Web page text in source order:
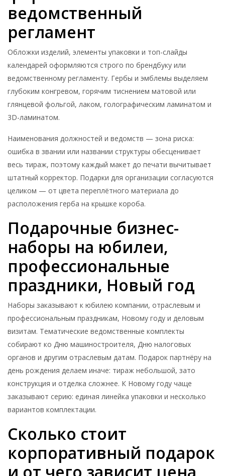
ведомственный
регламент
Обложки изделий, элементы упаковки и топ-слайды
календарей оформляются строго по брендбуку или
ведомственному регламенту. Гербы и эмблемы выделяем
глубоким конгревом, горячим тиснением матовой или
глянцевой фольгой, лаком, голографическим ламинатом и
3D-ламинатом.
Наименования должностей и ведомств — зона риска:
ошибка в звании или названии структуры обесценивает
весь тираж, поэтому каждый макет до печати вычитывает
штатный корректор. Подарки для организации согласуются
целиком — от цвета переплётного материала до
расположения герба на крышке короба.
Подарочные бизнес-
наборы на юбилеи,
профессиональные
праздники, Новый год
Наборы заказывают к юбилею компании, отраслевым и
профессиональным праздникам, Новому году и деловым
визитам. Тематические ведомственные комплекты
собирают ко Дню машиностроителя, Дню налоговых
органов и другим отраслевым датам. Подарок партнёру на
день рождения делаем иначе: тираж небольшой, зато
конструкция и отделка сложнее. К Новому году чаще
заказывают серию: единая линейка упаковки и несколько
вариантов комплектации.
Сколько стоит
корпоративный подарок